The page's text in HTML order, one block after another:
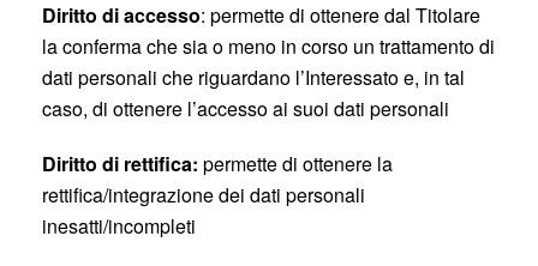
Diritto di accesso: permette di ottenere dal Titolare
la conferma che sia o meno in corso un trattamento di
dati personali che riguardano l’Interessato e, in tal
caso, di ottenere l’accesso ai suoi dati personali
Diritto di rettifica: permette di ottenere la
rettifica/integrazione dei dati personali
inesatti/incompleti